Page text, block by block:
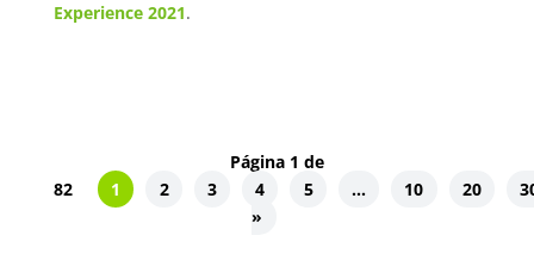
Experience 2021.
Página 1 de
82
1 2 3 4 5 ... 10 20
»